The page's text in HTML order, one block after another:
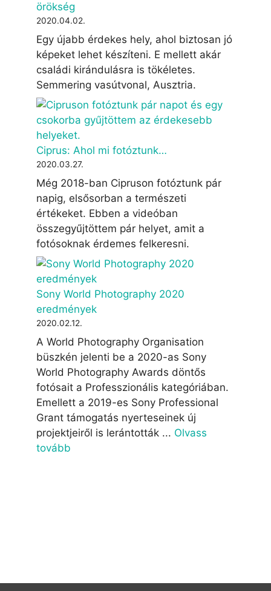
örökség
2020.04.02.
Egy újabb érdekes hely, ahol biztosan jó
képeket lehet készíteni. E mellett akár
családi kirándulásra is tökéletes.
Semmering vasútvonal, Ausztria.
Ciprus: Ahol mi fotóztunk…
2020.03.27.
Még 2018-ban Cipruson fotóztunk pár
napig, elsősorban a természeti
értékeket. Ebben a videóban
összegyűjtöttem pár helyet, amit a
fotósoknak érdemes felkeresni.
Sony World Photography 2020
eredmények
2020.02.12.
A World Photography Organisation
büszkén jelenti be a 2020-as Sony
World Photography Awards döntős
fotósait a Professzionális kategóriában.
Emellett a 2019-es Sony Professional
Grant támogatás nyerteseinek új
projektjeiről is lerántották ... Olvass
tovább